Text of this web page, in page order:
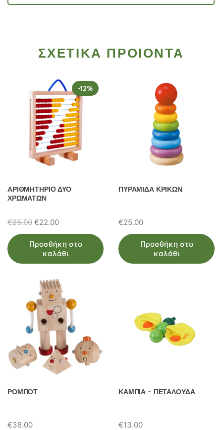
ΣΧΕΤΙΚΑ ΠΡΟΙΟΝΤΑ
-12%
ΑΡΙΘΜΗΤΗΡΙΟ ΔΥΟ
ΧΡΩΜΑΤΩΝ
€25.00 Original
price
was:
€25.00.
€22.00Η
τρέχουσα
τιμή
είναι:
Προσθήκη στο
καλάθι
ΠΥΡΑΜΙΔΑ ΚΡΙΚΩΝ
€25.00
Προσθήκη στο
καλάθι
ΡΟΜΠΟΤ
€38.00
ΚΑΜΠΙΑ – ΠΕΤΑΛΟΥΔΑ
€13.00